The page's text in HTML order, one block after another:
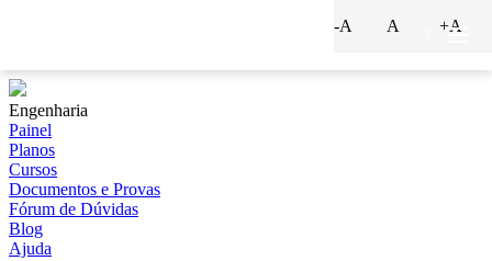
Engenharia
Painel
Planos
Cursos
Documentos e Provas
Fórum de Dúvidas
Blog
Ajuda
-A A +A